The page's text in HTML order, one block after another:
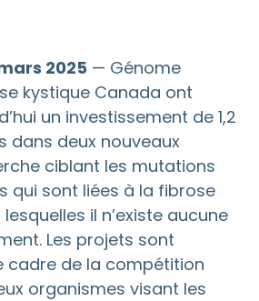
2025 — Génome
kystique Canada ont
un investissement de 1,2
dans deux nouveaux
ciblant les mutations
qui sont liées à la fibrose
il n’existe aucune
Les projets sont
cadre de la compétition
organismes visant les